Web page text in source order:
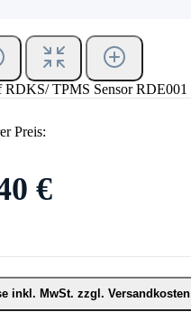
Preis:
€
inkl. MwSt. zzgl. Versandkosten